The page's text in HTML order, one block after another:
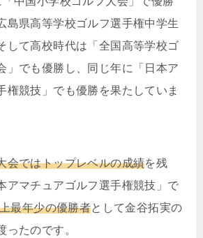
島県高等学校ゴルフ選手権中学生
して高校時代は「全国高等学校ゴ
」でも優勝し、同じ年に「日本ア
権競技」でも優勝を果たしていま
会ではトップレベルの成績を残
アマチュアゴルフ選手権競技」で
最年少の優勝者として金谷拓実の
ったのです。